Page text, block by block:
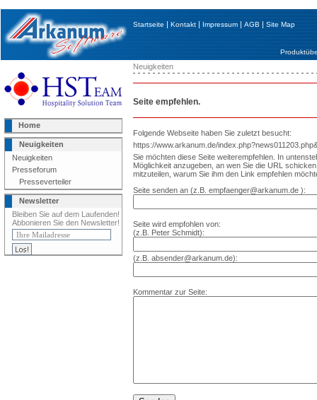
Startseite|Kontakt|Impressum|AGB|Site Map
Home
Neuigkeiten
Neuigkeiten
Presseforum
Presseverteiler
Newsletter
Bleiben Sie auf dem Laufenden!
Abbonieren Sie den Newsletter!
Neuigkeiten
Seite empfehlen.
Folgende Webseite haben Sie zuletzt besucht:
https://www.arkanum.de/
Sie möchten diese Seite weiterempfehlen. In
Möglichkeit anzugeben, an wen Sie die URL
mitzuteilen, warum Sie ihm den Link empfehlen
Seite senden an (z.B. empfaenger@arkanum.de ):
Seite wird empfohlen von:
(z.B. Peter Schmidt):
(z.B. absender@arkanum.de):
Kommentar zur Seite: